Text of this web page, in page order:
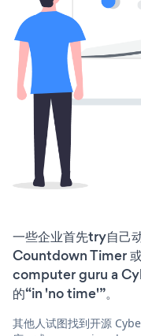
一些企业首先try自
Countdown Timer
computer guru a
的“in 'no time'”。
其他人试图找到开源